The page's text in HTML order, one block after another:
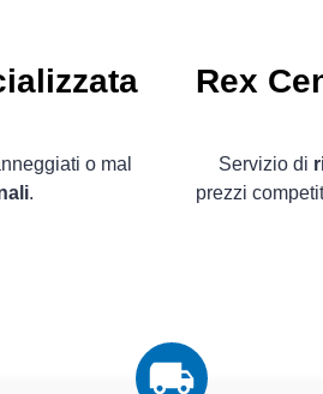
o mal
.
Rex
Servizio di
prezzi